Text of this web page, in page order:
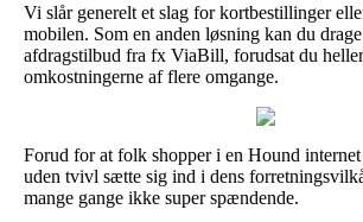
Vi slår generelt et slag for kortbestillinger
mobilen. Som en anden løsning kan du
afdragstilbud fra fx ViaBill, forudsat du
omkostningerne af flere omgange.
Forud for at folk shopper i en Hound
uden tvivl sætte sig ind i dens
mange gange ikke super spændende.